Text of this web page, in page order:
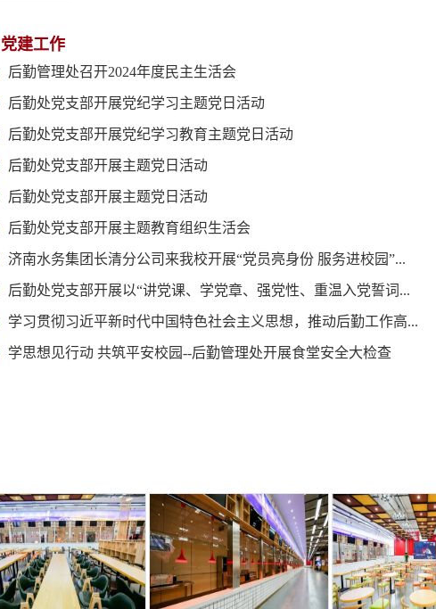
党建工作
后勤管理处召开2024年度民主生活会
后勤处党支部开展党纪学习主题党日活动
后勤处党支部开展党纪学习教育主题党日活动
后勤处党支部开展主题党日活动
后勤处党支部开展主题党日活动
后勤处党支部开展主题教育组织生活会
济南水务集团长清分公司来我校开展“党员亮身份 服务进校园”...
后勤处党支部开展以“讲党课、学党章、强党性、重温入党誓词...
学习贯彻习近平新时代中国特色社会主义思想，推动后勤工作高...
学思想见行动 共筑平安校园--后勤管理处开展食堂安全大检查